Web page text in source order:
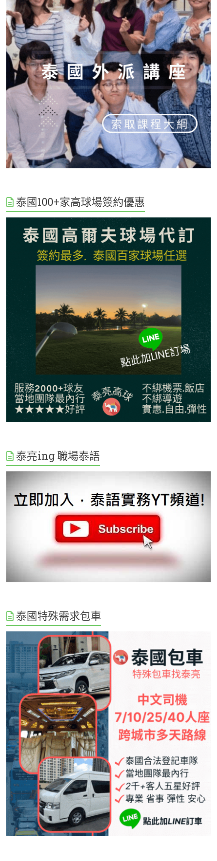
泰國100+家高球場簽約優惠
泰亮ing 職場泰語
泰國特殊需求包車